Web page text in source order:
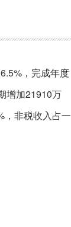
，完成年度
增加21910万
，非税收入占一